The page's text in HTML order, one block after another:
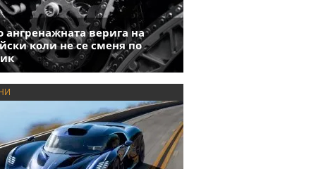
ангренажната верига на
коли не се сменя по